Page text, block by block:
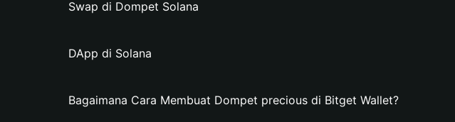
Swap di Dompet Solana
DApp di Solana
Bagaimana Cara Membuat Dompet precious di Bitget Wallet?